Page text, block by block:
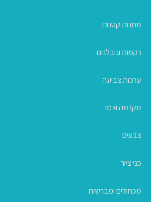
מתנות קטנות
רקמות וגובלנים
ערכות צביעה
מקרמה וצמר
צבעים
כני ציור
מכחולים ומברשות